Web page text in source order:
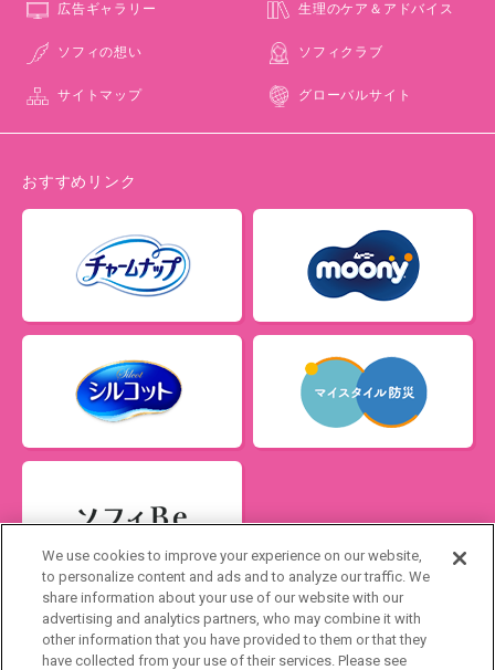
広告ギャラリー 生理のケア＆アドバイス
ソフィの想い ソフィクラブ
サイトマップ グローバルサイト
おすすめリンク
Japan
We use cookies to improve your experience on our website,
to personalize content and ads and to analyze our traffic. We
share information about your use of our website with our
advertising and analytics partners, who may combine it with
other information that you have provided to them or that they
have collected from your use of their services. Please see